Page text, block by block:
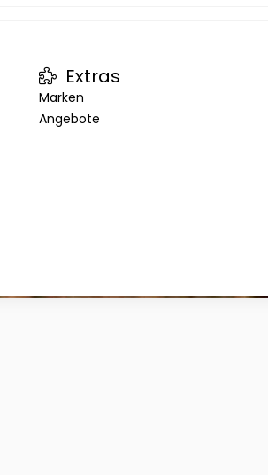
Extras
Marken
Angebote